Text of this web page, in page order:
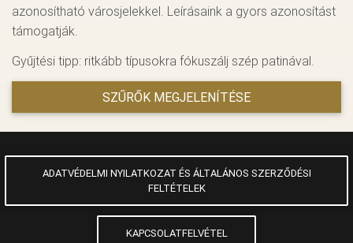
azonosítható városjelekkel. Leírásaink a gyors azonosítást
támogatják.
Gyűjtési tipp: ritkább típusokra fókuszálj szép patinával.
SZŰRŐK MEGJELENÍTÉSE
ADATVÉDELMI NYILATKOZAT ÉS ÁLTALÁNOS SZERZŐDÉSI
FELTÉTELEK
KAPCSOLATFELVÉTEL